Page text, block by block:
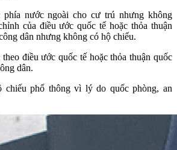
nước ngoài cho cư trú nhưng không
của điều ước quốc tế hoặc thỏa thuận
dân nhưng không có hộ chiếu.
điều ước quốc tế hoặc thỏa thuận quốc
dân.
chiếu phổ thông vì lý do quốc phòng, an